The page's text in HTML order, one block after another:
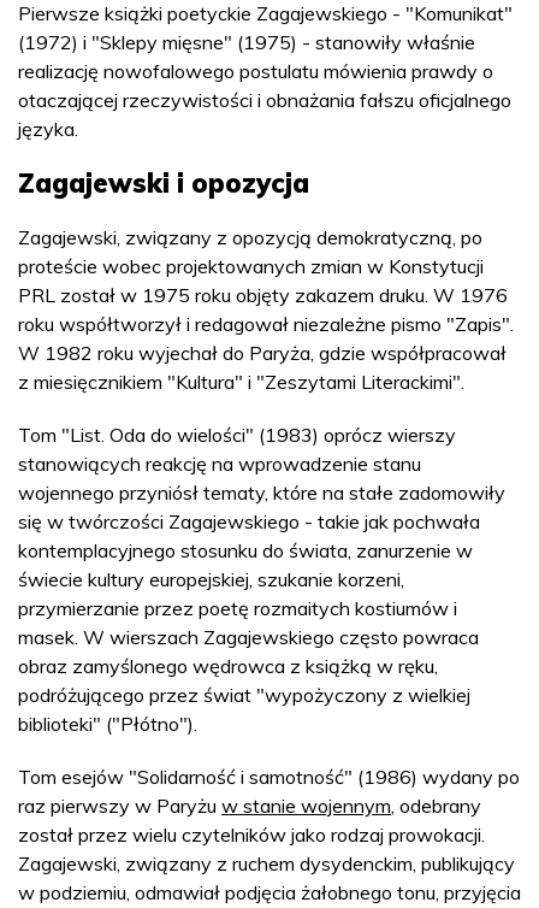
Pierwsze książki poetyckie Zagajewskiego - "Komunikat"
(1972) i "Sklepy mięsne" (1975) - stanowiły właśnie
realizację nowofalowego postulatu mówienia prawdy o
otaczającej rzeczywistości i obnażania fałszu oficjalnego
języka.
Zagajewski i opozycja
Zagajewski, związany z opozycją demokratyczną, po
proteście wobec projektowanych zmian w Konstytucji
PRL został w 1975 roku objęty zakazem druku. W 1976
roku współtworzył i redagował niezależne pismo "Zapis".
W 1982 roku wyjechał do Paryża, gdzie współpracował
z miesięcznikiem "Kultura" i "Zeszytami Literackimi".
Tom "List. Oda do wielości" (1983) oprócz wierszy
stanowiących reakcję na wprowadzenie stanu
wojennego przyniósł tematy, które na stałe zadomowiły
się w twórczości Zagajewskiego - takie jak pochwała
kontemplacyjnego stosunku do świata, zanurzenie w
świecie kultury europejskiej, szukanie korzeni,
przymierzanie przez poetę rozmaitych kostiumów i
masek. W wierszach Zagajewskiego często powraca
obraz zamyślonego wędrowca z książką w ręku,
podróżującego przez świat "wypożyczony z wielkiej
biblioteki" ("Płótno").
Tom esejów "Solidarność i samotność" (1986) wydany po
raz pierwszy w Paryżu w stanie wojennym, odebrany
został przez wielu czytelników jako rodzaj prowokacji.
Zagajewski, związany z ruchem dysydenckim, publikujący
w podziemiu, odmawiał podjęcia żałobnego tonu, przyjęcia